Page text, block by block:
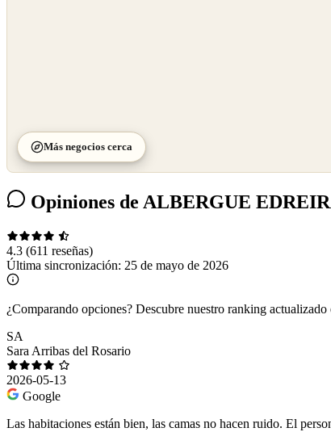
Más negocios cerca
Opiniones de ALBERGUE
4.3 (611 reseñas)
Última sincronización: 25 de mayo de 2026
¿Comparando opciones? Descubre nuestro ranking actualizado
SA
Sara Arribas del Rosario
2026-05-13
Google
Las habitaciones están bien, las camas no hacen ruido. El